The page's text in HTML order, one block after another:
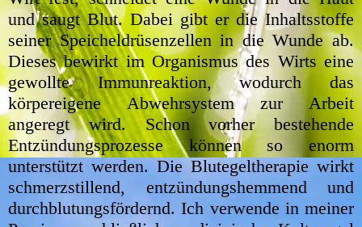
und saugt Blut. Dabei gibt er die Inhaltsstoffe
seiner Speicheldrüsenzellen in die Wunde ab.
Dieses bewirkt im Organismus des Wirts eine
gewollte Immunreaktion, wodurch das
körpereigene Abwehrsystem zur Arbeit
angeregt wird. Schon vorher bestehende
Entzündungsprozesse können so enorm
unterstützt werden. Die Blutegeltherapie wirkt
schmerzstillend, entzündungshemmend und
durchblutungsfördernd. Ich verwende in meiner